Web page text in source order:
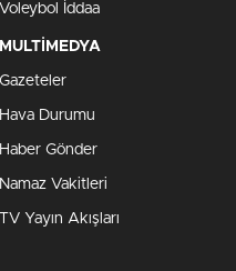
Voleybol İddaa
MULTİMEDYA
Gazeteler
Hava Durumu
Haber Gönder
Namaz Vakitleri
TV Yayın Akışları